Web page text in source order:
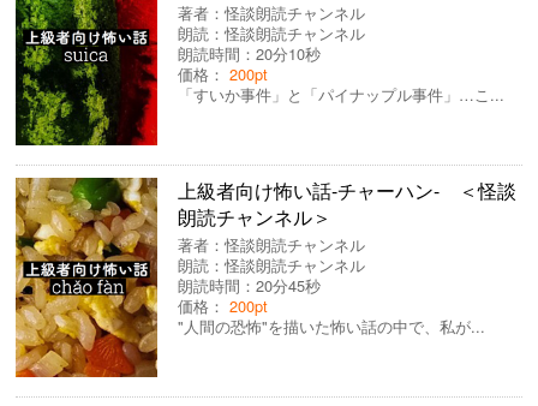
著者：怪談朗読チャンネル
朗読：怪談朗読チャンネル
朗読時間：20分10秒
価格：200pt
「すいか事件」と「パイナップル事件」…こ...
上級者向け怖い話-チャーハン- ＜怪談
朗読チャンネル＞
著者：怪談朗読チャンネル
朗読：怪談朗読チャンネル
朗読時間：20分45秒
価格：200pt
"人間の恐怖"を描いた怖い話の中で、私が...